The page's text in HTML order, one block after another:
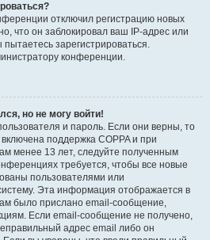
отключил регистрацию новых
что он заблокировал ваш IP-адрес или
зарегистрироваться.
конференции.
но не могу войти!
и пароль. Если они верны, то
поддержка COPPA и при
менее 13 лет, следуйте полученным
требуется, чтобы все новые
пользователями или
Эта информация отображается в
было прислано email-сообщение,
Если email-сообщение не получено,
адрес email либо он